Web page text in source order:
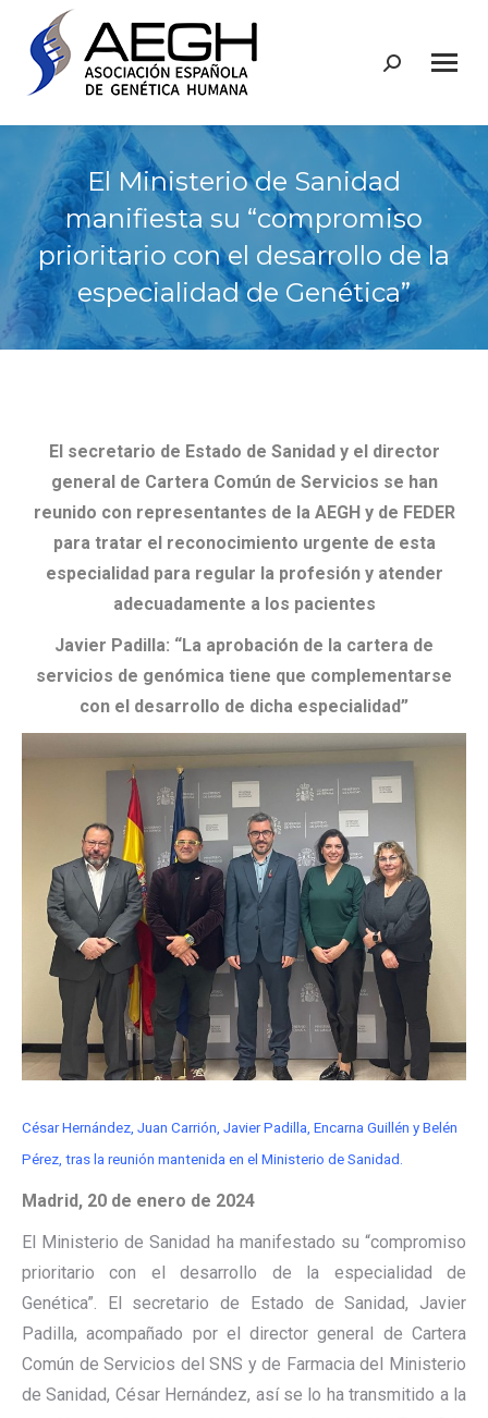
Buscar:
El Ministerio de Sanidad
manifiesta su “compromiso
prioritario con el desarrollo de la
especialidad de Genética”
El secretario de Estado de Sanidad y el director
general de Cartera Común de Servicios se han
reunido con representantes de la AEGH y de FEDER
para tratar el reconocimiento urgente de esta
especialidad para regular la profesión y atender
adecuadamente a los pacientes
Javier Padilla: “La aprobación de la cartera de
servicios de genómica tiene que complementarse
con el desarrollo de dicha especialidad”
César Hernández, Juan Carrión, Javier Padilla, Encarna Guillén y Belén
Pérez, tras la reunión mantenida en el Ministerio de Sanidad.
Madrid, 20 de enero de 2024
El Ministerio de Sanidad ha manifestado su “compromiso
prioritario con el desarrollo de la especialidad de
Genética”. El secretario de Estado de Sanidad, Javier
Padilla, acompañado por el director general de Cartera
Común de Servicios del SNS y de Farmacia del Ministerio
de Sanidad, César Hernández, así se lo ha transmitido a la